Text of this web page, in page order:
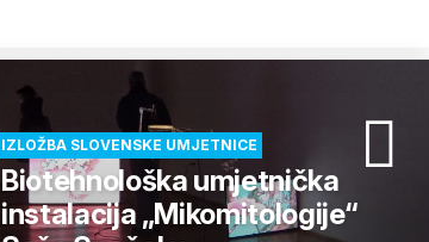
IZLOŽBA SLOVENSKE UMJETNICE
Biotehnološka umjetnička
instalacija „Mikomitologije“